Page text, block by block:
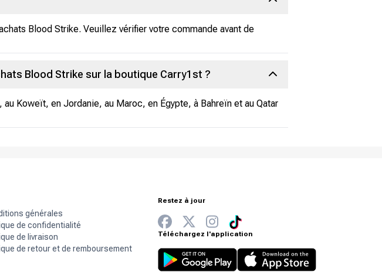
Blood Strike. Veuillez vérifier votre commande avant de
Blood Strike sur la boutique Carry1st ?
Koweït, en Jordanie, au Maroc, en Égypte, à Bahreïn et au Qatar
générales
de confidentialité
de livraison
de retour et de remboursement
Restez à jour
Téléchargez l'application